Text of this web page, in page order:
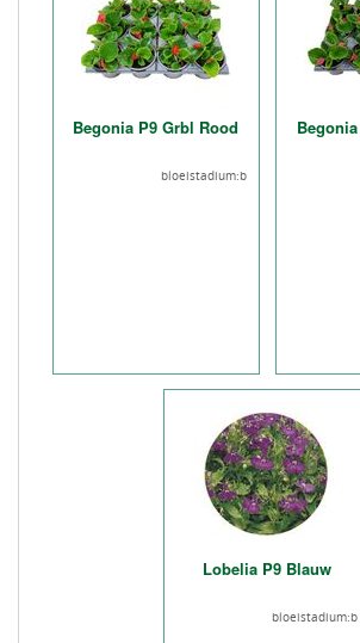
Begonia P9 Grbl Rood
bloeistadium:b
Lobelia P9 Blauw
bloeistadium:b